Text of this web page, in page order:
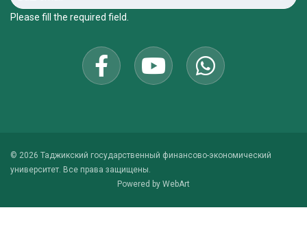
Please fill the required field.
© 2026 Таджикский государственный финансово-экономический
университет. Все права защищены.
Powered by WebArt